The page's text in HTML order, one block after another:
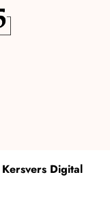
Kersvers Digital